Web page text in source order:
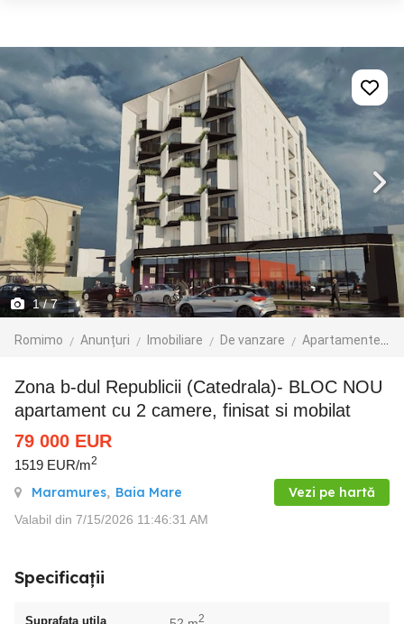
1/ 7
Romimo Anunțuri Imobiliare De vanzare Apartamente de vanzare
Zona b-dul Republicii (Catedrala)- BLOC NOU
apartament cu 2 camere, finisat si mobilat
79 000 EUR
1519 EUR/m2
Maramures, Baia Mare Vezi pe hartă
Valabil din 7/15/2026 11:46:31 AM
Specificații
Suprafata utila 2